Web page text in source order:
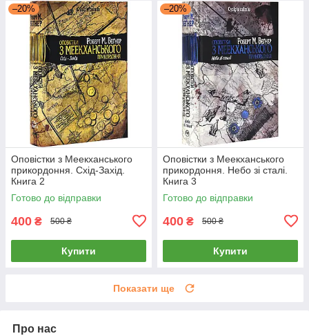
–20%
Оповістки з Меекханського
прикордоння. Схід-Захід.
Книга 2
Готово до відправки
400 ₴ 500 ₴
Купити
–20%
Оповістки з Меекханського
прикордоння. Небо зі сталі.
Книга 3
Готово до відправки
400 ₴ 500 ₴
Купити
Показати ще
Про нас